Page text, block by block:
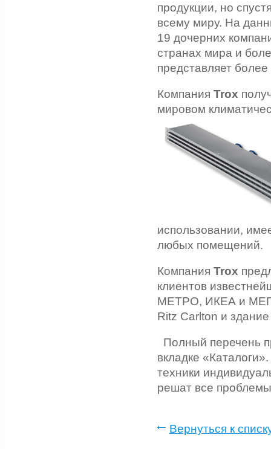
продукции, но
всему миру. На
19 дочерних
странах мира и
представляет
Компания Trox
мировом
использовании,
любых помещений.
Компания Trox
клиентов
МЕТРО, ИКЕА и МЕГА
Ritz Carlton и
Полный перечень
вкладке
техники
решат все
Вернуться к